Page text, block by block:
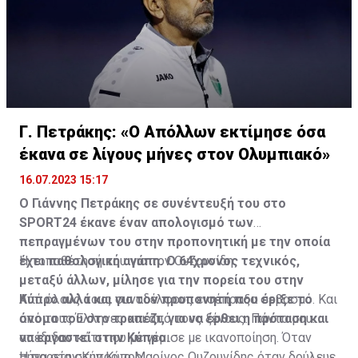
Γ. Πετράκης: «Ο Απόλλων εκτίμησε όσα
έκανα σε λίγους μήνες στον Ολυμπιακό»
16.07.2023 15:17
Ο Γιάννης Πετράκης σε συνέντευξή του στο
SPORT24 έκανε έναν απολογισμό των
πεπραγμένων του στην προπονητική με την οποία
έχει παθολογική αγάπη. Ο 64χρονος τεχνικός,
μεταξύ άλλων, μίλησε για την πορεία του στην
Κύπρο αλλά και για τον προπονητή που έριξε το
όνομα του στο τραπέζι, για να έρθει η πρόταση και
να εργαστεί στην Κύπρο.
Η τοποθέτησή του για τον Ουζουνίδη:
Από όλους τους συναδέλφους εισέπραξα σεβασμό. Και
από τους Έλληνες και από τους ξένους. Πάντα μου
απέδιδαν κάτι που με γέμισε με ικανοποίηση. Όταν